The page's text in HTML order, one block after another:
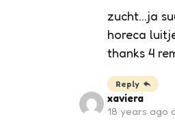
zucht…ja
horeca
thanks 4
Reply
xaviera
18 years ago